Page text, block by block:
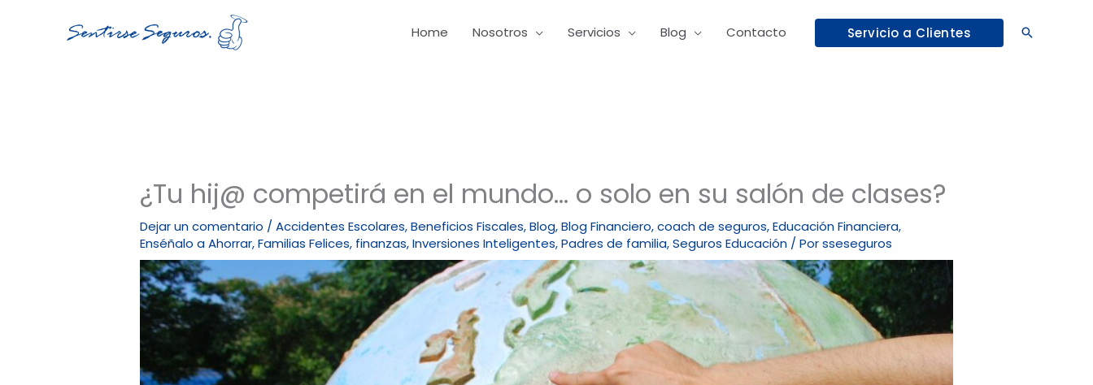
Home Nosotros Servicios Blog Contacto Servicio a Clientes Buscar
¿Tu hij@ competirá en el mundo… o solo en su salón de clases?
Dejar un comentario /Accidentes Escolares,Beneficios Fiscales,Blog,Blog Financiero,coach de seguros,Educación Financiera,
Enséñalo a Ahorrar,Familias Felices, finanzas,Inversiones Inteligentes,Padres de familia,Seguros Educación / Porsseseguros